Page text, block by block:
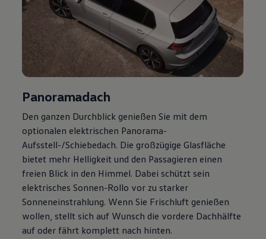
Panoramadach
Den ganzen Durchblick genießen Sie mit dem
optionalen elektrischen Panorama-
Aufsstell-/Schiebedach. Die großzügige Glasfläche
bietet mehr Helligkeit und den Passagieren einen
freien Blick in den Himmel. Dabei schützt sein
elektrisches Sonnen-Rollo vor zu starker
Sonneneinstrahlung. Wenn Sie Frischluft genießen
wollen, stellt sich auf Wunsch die vordere Dachhälfte
auf oder fährt komplett nach hinten.